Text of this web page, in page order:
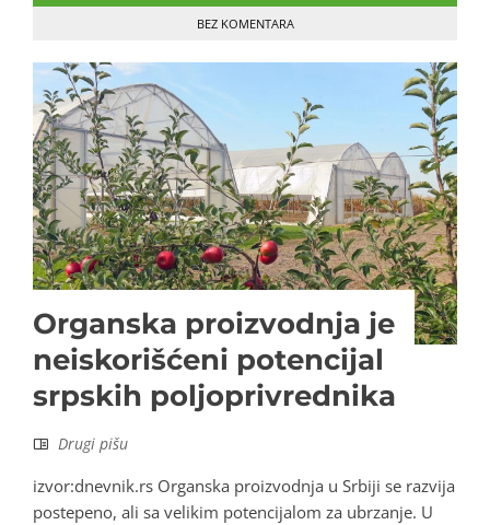
BEZ KOMENTARA
Organska proizvodnja je
neiskorišćeni potencijal
srpskih poljoprivrednika
Drugi pišu
izvor:dnevnik.rs Organska proizvodnja u Srbiji se razvija
postepeno, ali sa velikim potencijalom za ubrzanje. U